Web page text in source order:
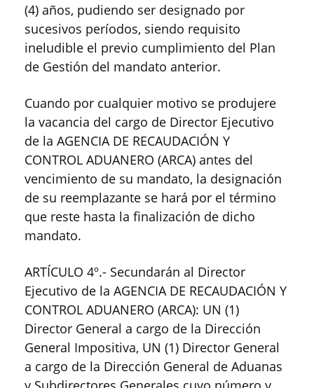
(4) años, pudiendo ser designado por
sucesivos períodos, siendo requisito
ineludible el previo cumplimiento del Plan
de Gestión del mandato anterior.
Cuando por cualquier motivo se produjere
la vacancia del cargo de Director Ejecutivo
de la AGENCIA DE RECAUDACIÓN Y
CONTROL ADUANERO (ARCA) antes del
vencimiento de su mandato, la designación
de su reemplazante se hará por el término
que reste hasta la finalización de dicho
mandato.
ARTÍCULO 4º.- Secundarán al Director
Ejecutivo de la AGENCIA DE RECAUDACIÓN Y
CONTROL ADUANERO (ARCA): UN (1)
Director General a cargo de la Dirección
General Impositiva, UN (1) Director General
a cargo de la Dirección General de Aduanas